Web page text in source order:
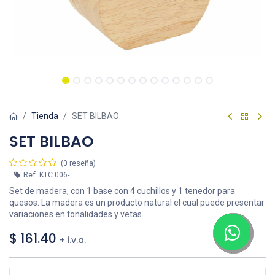
Tienda SET BILBAO
SET BILBAO
(0 reseña)
Ref. KTC 006-
Set de madera, con 1 base con 4 cuchillos y 1 tenedor para
quesos. La madera es un producto natural el cual puede presentar
variaciones en tonalidades y vetas.
$ 161.40 + i.v.a.